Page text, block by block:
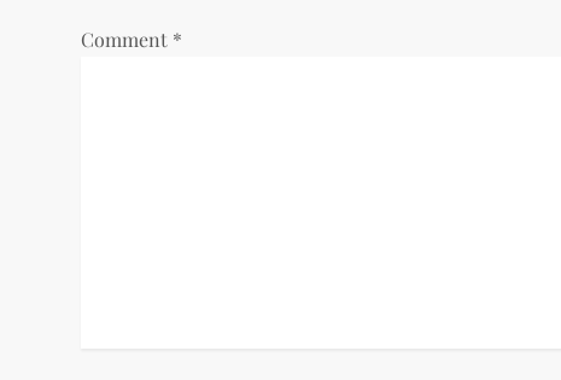
a
Comment *